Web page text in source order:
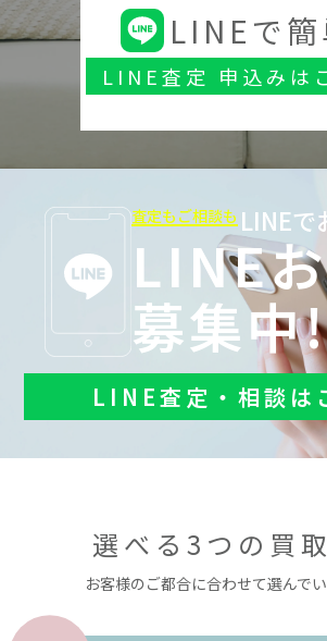
LINEで
LINE査定 申込みは
査定もご相談も LINEで
LINE
募集中
LINE査定・相談は
選べる3つの買
お客様のご都合に合わせて選んで